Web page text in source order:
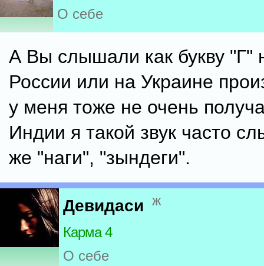
О себе
А Вы слышали как букву "Г"
России или на Украине
у меня тоже не очень
Индии я такой звук часто
же "наги", "зындеги".
Девидаси ж
Карма 4
О себе